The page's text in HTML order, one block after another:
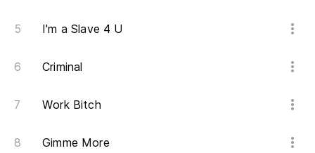
I'm a Slave 4 U
Criminal
Work Bitch
Gimme More